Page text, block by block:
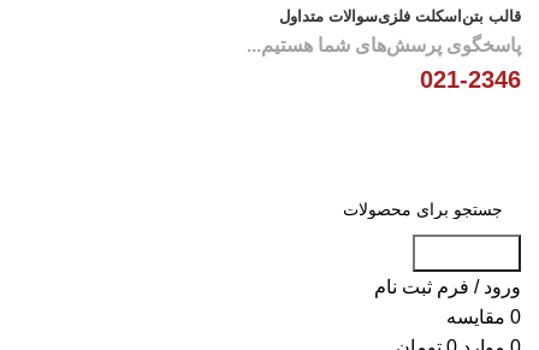
قالب بتن اسکلت فلزیسوالات متداول
پاسخگوی پرسش‌های شما هستیم...
021-2346
ورود / فرم ثبت نام
0 مقایسه